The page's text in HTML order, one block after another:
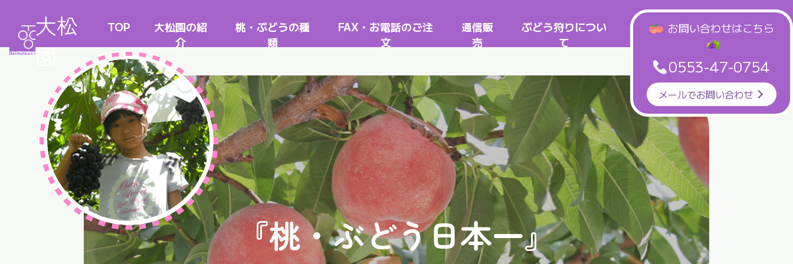
大松
園
TOP
大松園の紹
介
桃・ぶどうの種
類
FAX・お電話のご注
文
通信販
売
ぶどう狩りについ
て
お問い合わせはこちら
0553-47-0754
メールでお問い合わせ
『桃・ぶどう日本一』